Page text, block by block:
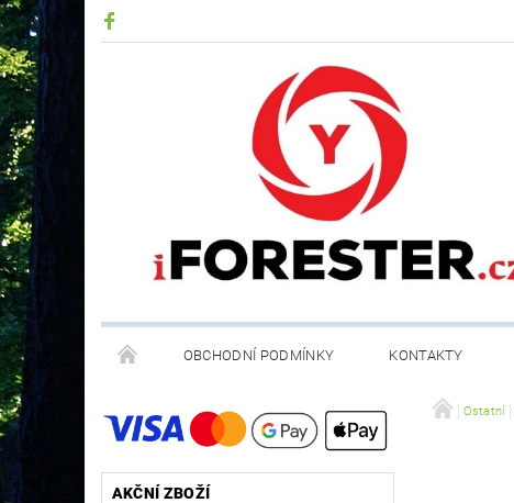
OBCHODNÍ PODMÍNKY KONTAKTY
RECYKLACE ELEKTROODPADU A BATERIÍ
AKČNÍ ZBOŽÍ
Ostatní